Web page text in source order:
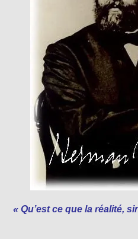
« Qu’est ce que la réalité,